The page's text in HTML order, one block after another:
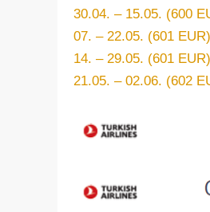
30.04. – 15.05. (600
07. – 22.05. (601 EUR)
14. – 29.05. (601 EUR)
21.05. – 02.06. (602